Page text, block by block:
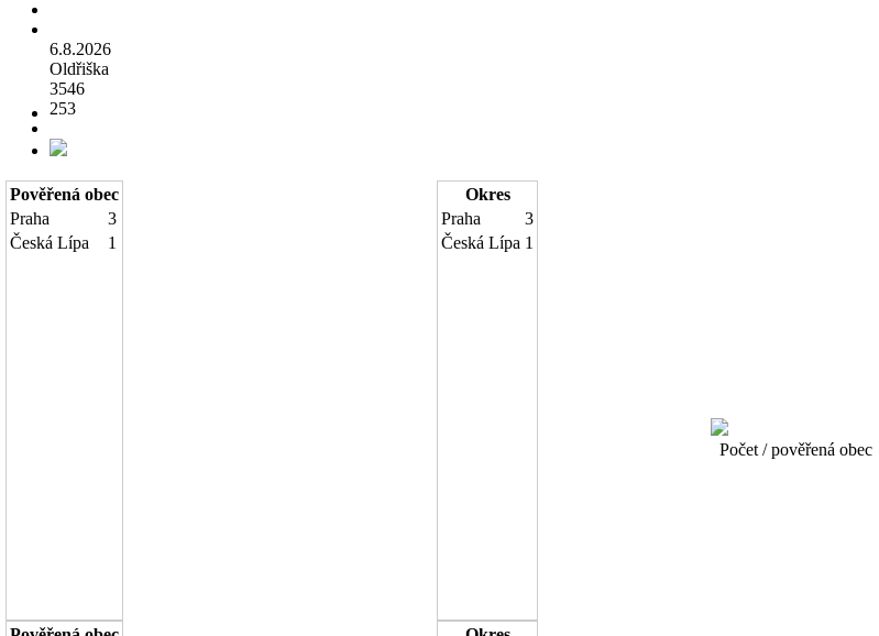
6.8.2026
Oldřiška
3546
253
Pověřená obec
Praha
3
Česká Lípa
1
Okres
Praha
3
Česká Lípa 1
Počet / pověřená obec